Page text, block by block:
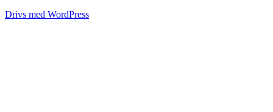
Drivs med WordPress